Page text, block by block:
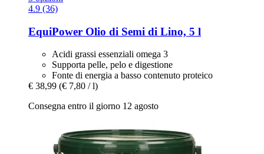
4.9 (36)
EquiPower Olio di Semi di Lino, 5 l
Acidi grassi essenziali omega 3
Supporta pelle, pelo e digestione
Fonte di energia a basso contenuto proteico
€ 38,99 (€ 7,80 / l)
Consegna entro il giorno 12 agosto